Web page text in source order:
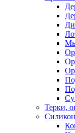
Терки,